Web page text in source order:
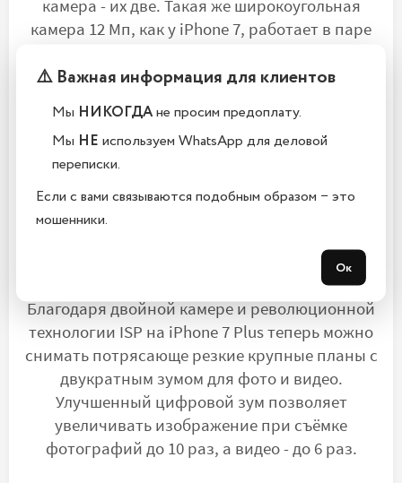
камера - их две. Такая же широкоугольная
камера 12 Мп, как у iPhone 7, работает в паре
телеобъективом 12 Мп. Теперь можно снимать
отличного качества, если объект вдалеке. А с
новым эффектом глубины резкости портреты
станут ещё выразительнее. В итоге перед вами
открываются большие фотографические
Благодаря двойной камере и революционной
технологии ISP на iPhone 7 Plus теперь можно
снимать потрясающе резкие крупные планы с
двукратным зумом для фото и видео.
Улучшенный цифровой зум позволяет
увеличивать изображение при съёмке
фотографий до 10 раз, а видео - до 6 раз.
⚠️ Важная информация для клиентов
Мы НИКОГДАне просим предоплату.
Мы НЕ используем WhatsApp для деловой
переписки.
Если с вами связываются подобным образом − это
мошенники.
Ок